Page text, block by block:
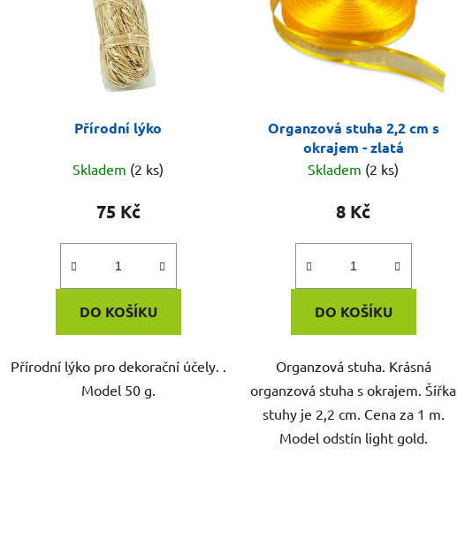
Přírodní lýko
Skladem (2 ks)
75 Kč
DO KOŠÍKU
Přírodní lýko pro dekorační účely. .
Model 50 g.
Organzová stuha 2,2 cm s
okrajem - zlatá
Skladem (2 ks)
8 Kč
DO KOŠÍKU
Organzová stuha. Krásná
organzová stuha s okrajem. Šířka
stuhy je 2,2 cm. Cena za 1 m.
Model odstín light gold.